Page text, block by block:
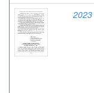
2023